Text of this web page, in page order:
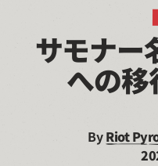
サモナー
への移
ByRiot